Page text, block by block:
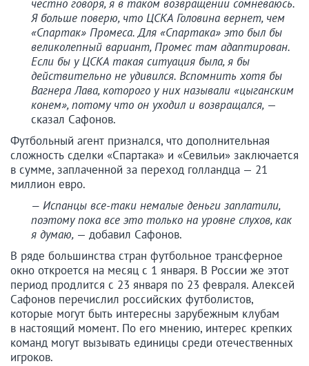
честно говоря, я в таком возвращении сомневаюсь.
Я больше поверю, что ЦСКА Головина вернет, чем
«Спартак» Промеса. Для «Спартака» это был бы
великолепный вариант, Промес там адаптирован.
Если бы у ЦСКА такая ситуация была, я бы
действительно не удивился. Вспомнить хотя бы
Вагнера Лава, которого у них называли «цыганским
конем», потому что он уходил и возвращался, —
сказал Сафонов.
Футбольный агент признался, что дополнительная
сложность сделки «Спартака» и «Севильи» заключается
в сумме, заплаченной за переход голландца — 21
миллион евро.
— Испанцы все-таки немалые деньги заплатили,
поэтому пока все это только на уровне слухов, как
я думаю, — добавил Сафонов.
В ряде большинства стран футбольное трансферное
окно откроется на месяц с 1 января. В России же этот
период продлится с 23 января по 23 февраля. Алексей
Сафонов перечислил российских футболистов,
которые могут быть интересны зарубежным клубам
в настоящий момент. По его мнению, интерес крепких
команд могут вызывать единицы среди отечественных
игроков.